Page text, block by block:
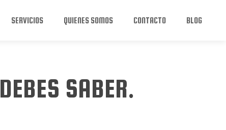
SERVICIOS QUIENES SOMOS CONTACTO BLOG
SABER.